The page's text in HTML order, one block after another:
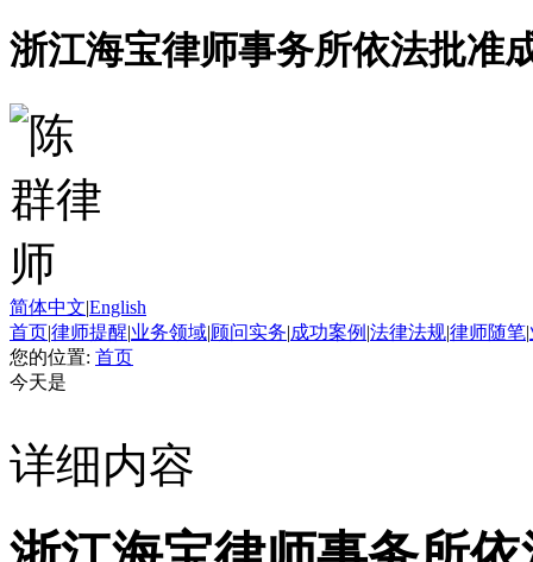
浙江海宝律师事务所依法批准
简体中文|English
首页|律师提醒|业务领域|顾问实务|成功案例 |法律法规|律师随笔|
您的位置: 首页
今天是
详细内容